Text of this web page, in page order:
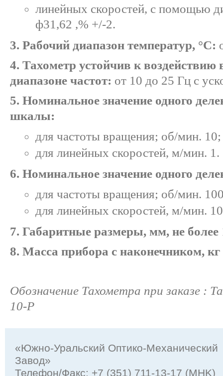
линейных скоростей, с помощью
ф31,62 ,% +/-2.
3. Рабочий диапазон температур, °С:
4. Тахометр устойчив к воздействию
диапазоне частот: от 10 до 25 Гц с
5. Номинальное значение одного
шкалы:
для частоты вращения; об/мин. 10;
для линейных скоростей, м/мин. 1.
6. Номинальное значение одного
для частоты вращения; об/мин.
для линейных скоростей, м/мин.
7. Габаритные размеры, мм, не более
8. Масса прибора с наконечником, кг
Обозначение Тахометра при заказе :
10-Р
«Южно-Уральский Оптико-Механический
Завод»
Телефон/Факс: +7 (351) 711-13-17 (MHK)